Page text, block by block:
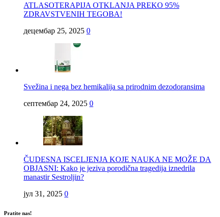
ATLASOTERAPIJA OTKLANJA PREKO 95%
ZDRAVSTVENIH TEGOBA!
децембар 25, 2025 0
Svežina i nega bez hemikalija sa prirodnim dezodoransima
септембар 24, 2025 0
ČUDESNA ISCELJENJA KOJE NAUKA NE MOŽE DA
OBJASNI: Kako je jeziva porodična tragedija iznedrila
manastir Sestroljin?
јул 31, 2025 0
Pratite nas!